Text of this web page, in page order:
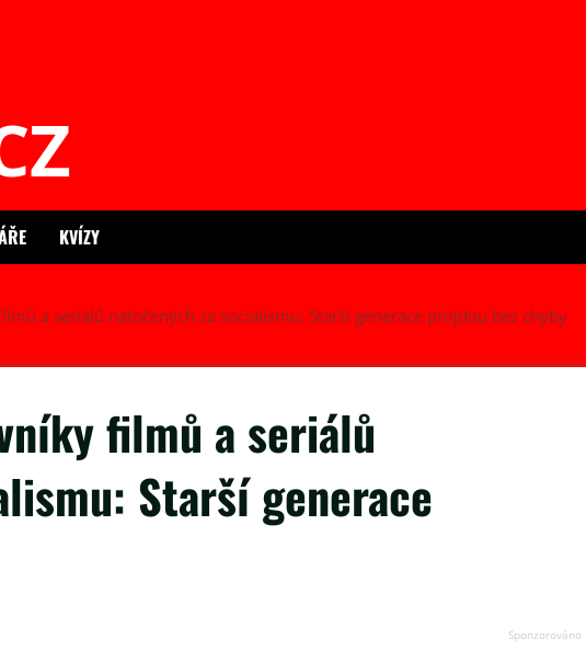
KVÍZY
a seriálů natočených za socialismu: Starší generace projdou bez chyby
filmů a seriálů
Starší generace